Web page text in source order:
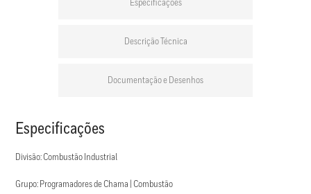
Especificações
Descrição Técnica
Documentação e Desenhos
Especificações
Divisão: Combustão Industrial
Grupo: Programadores de Chama | Combustão